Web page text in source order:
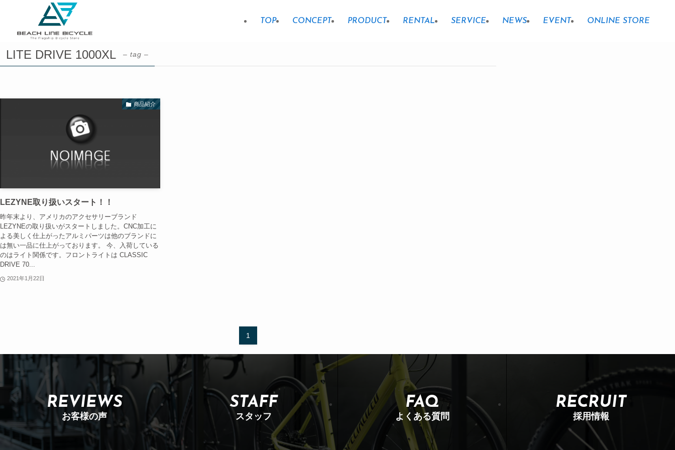
TOP CONCEPT PRODUCT RENTAL SERVICE NEWS EVENT ONLINE STORE
LITE DRIVE 1000XL – tag –
商品紹介
LEZYNE取り扱いスタート！！
昨年末より、アメリカのアクセサリーブランド
LEZYNEの取り扱いがスタートしました。CNC加工に
よる美しく仕上がったアルミパーツは他のブランドに
は無い一品に仕上がっております。 今、入荷している
のはライト関係です。フロントライトは CLASSIC
DRIVE 70...
2021年1月22日
1
REVIEWS
お客様の声
STAFF
スタッフ
FAQ
よくある質問
RECRUIT
採用情報